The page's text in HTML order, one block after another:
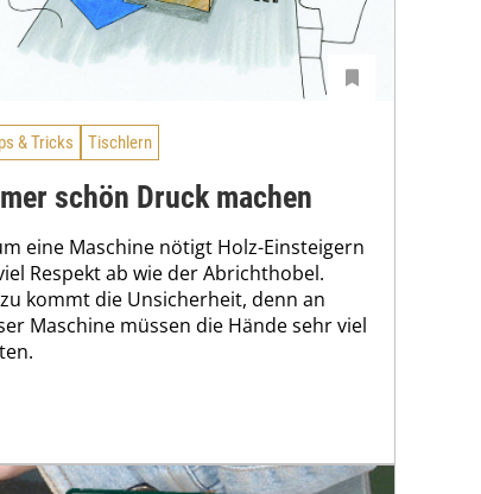
& Tricks Tischlern
schön Druck machen
eine Maschine nötigt Holz-Einsteigern
Respekt ab wie der Abrichthobel.
kommt die Unsicherheit, denn an
Maschine müssen die Hände sehr viel